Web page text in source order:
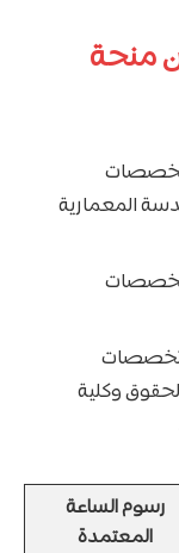
منحة
(تخصصات
المعمارية
(تخصصات
( تخصصات
وكلية
رسوم الساعة
المعتمدة